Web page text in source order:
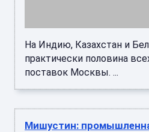
На Индию, Казахстан и
практически половина
поставок Москвы. ...
Мишустин: